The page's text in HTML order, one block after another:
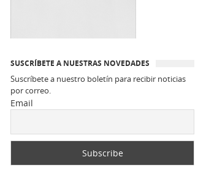
SUSCRÍBETE A NUESTRAS NOVEDADES
Suscríbete a nuestro boletín para recibir noticias
por correo.
Email